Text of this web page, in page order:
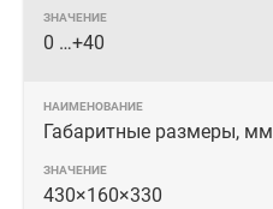
0 …+40
Габаритные размеры, мм
430×160×330